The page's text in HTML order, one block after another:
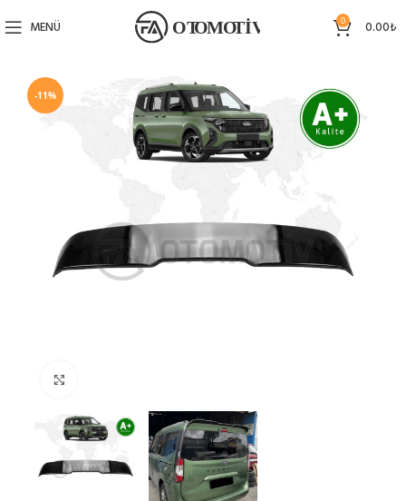
MENÜ 0 0.00₺
-11%